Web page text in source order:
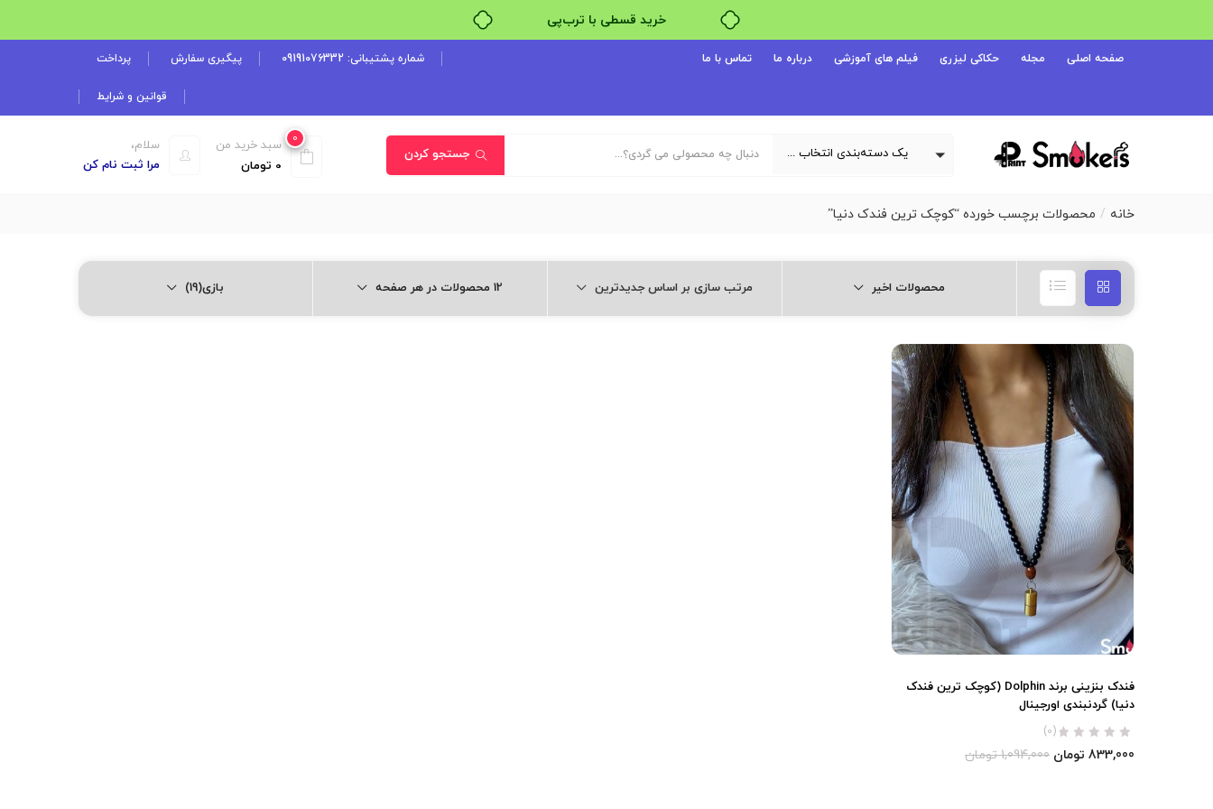
خرید قسطی با ترب‌پی
صفحه اصلی مجله حکاکی لیزری فیلم های آموزشی درباره ما تماس با ما شماره پشتیبانی: 09191076332 پیگیری سفارش پرداخت
قوانین و شرایط
یک دسته‌بندی انتخاب کنید جستجو کردن
سلام،
مرا ثبت نام کن
0
سبد خرید من
0 تومان
خانه محصولات برچسب خورده “کوچک ترین فندک دنیا”
محصولات اخیر مرتب سازی بر اساس جدیدترین 12 محصولات در هر صفحه بازی(19)
فندک بنزینی برند Dolphin (کوچک ترین فندک
دنیا) گردنبندی اورجینال
(0)
833,000 تومان 1,094,000 تومان